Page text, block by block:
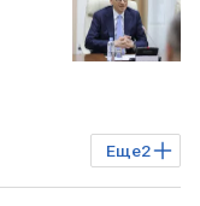
Еще2